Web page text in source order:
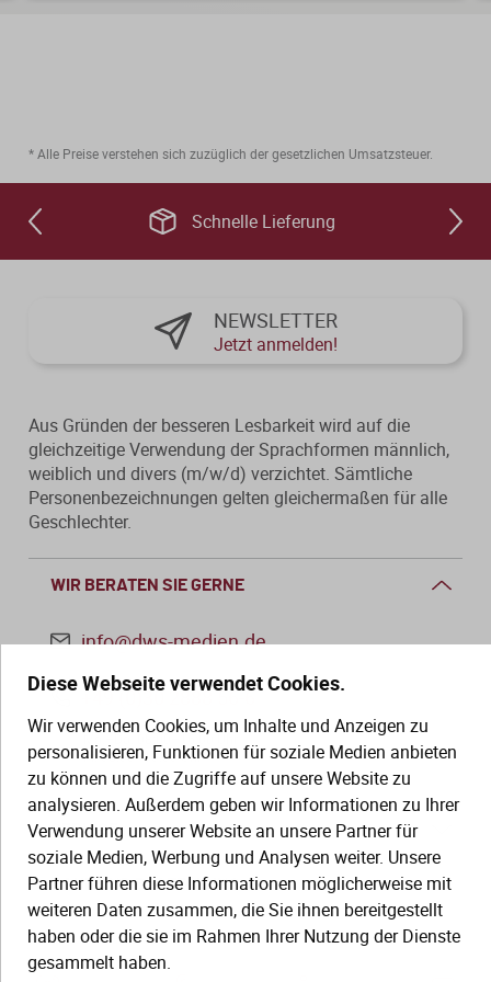
Diese Webseite verwendet Cookies.
Wir verwenden Cookies, um Inhalte und Anzeigen zu
personalisieren, Funktionen für soziale Medien anbieten
zu können und die Zugriffe auf unsere Website zu
analysieren. Außerdem geben wir Informationen zu Ihrer
Verwendung unserer Website an unsere Partner für
soziale Medien, Werbung und Analysen weiter. Unsere
Partner führen diese Informationen möglicherweise mit
weiteren Daten zusammen, die Sie ihnen bereitgestellt
haben oder die sie im Rahmen Ihrer Nutzung der Dienste
gesammelt haben.
6.8 Anwendung
6.9 Prüfkette für Sachverhalte mit DBA
* Alle Preise verstehen sich zuzüglich der gesetzlichen Umsatzsteuer.
Schnelle Lieferung
WIR BERATEN SIE GERNE
info@dws-medien.de
+49 (0)30 2888 56-6
Mo.–Do. 08:00–16:00 Uhr
Fr. 08:00–13:30 Uhr
SERVICE
Hilfe (FAQ)
Gesetze
Kontakt
KAUF UND BESTELLUNG
Versand und Lieferung
NEWSLETTER
Jetzt anmelden!
Aus Gründen der besseren Lesbarkeit wird auf die
gleichzeitige Verwendung der Sprachformen männlich,
weiblich und divers (m/w/d) verzichtet. Sämtliche
Personenbezeichnungen gelten gleichermaßen für alle
Geschlechter.